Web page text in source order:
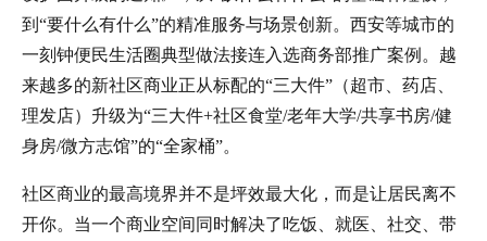
到“要什么有什么”的精准服务与场景创新。西安等城市的
一刻钟便民生活圈典型做法接连入选商务部推广案例。越
来越多的新社区商业正从标配的“三大件”（超市、药店、
理发店）升级为“三大件+社区食堂/老年大学/共享书房/健
身房/微方志馆”的“全家桶”。
社区商业的最高境界并不是坪效最大化，而是让居民离不
开你。当一个商业空间同时解决了吃饭、就医、社交、带